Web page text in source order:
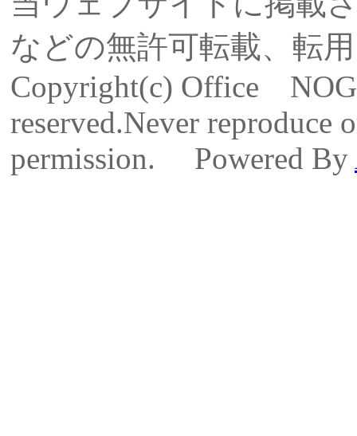
などの無許可転載、転
Copyright(c) Office
reserved.Never reproduce
permission. Powered By